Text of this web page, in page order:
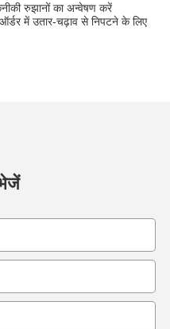
रुझानों का अन्वेषण करें
ऑर्डर में उतार-चढ़ाव से निपटने के लिए